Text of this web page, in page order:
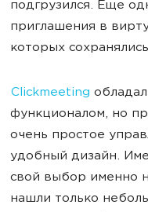
подгрузился. Еще
приглашения в
которых
Clickmeeting
функционалом, но
очень простое
удобный дизайн.
свой выбор именно
нашли только